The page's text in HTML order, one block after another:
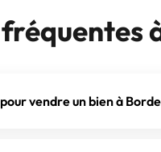
vendre un bien à